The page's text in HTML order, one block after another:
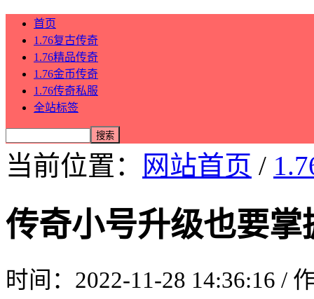
首页
1.76复古传奇
1.76精品传奇
1.76金币传奇
1.76传奇私服
全站标签
当前位置： 网站首页 /
传奇小号升级也要掌
时间：2022-11-28 14:36:16 /